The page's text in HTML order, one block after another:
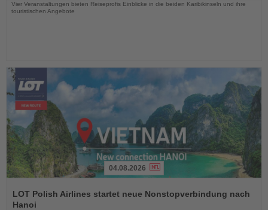
Vier Veranstaltungen bieten Reiseprofis Einblicke in die beiden Karibikinseln und ihre
touristischen Angebote
Sie
die
04.08.2026
LOT Polish Airlines startet neue Nonstopverbindung nach
Hanoi